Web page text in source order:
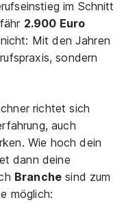
im Schnitt
2.900 Euro
Mit den Jahren
sondern
richtet sich
auch
Wie hoch dein
dann deine
Branche sind zum
möglich: